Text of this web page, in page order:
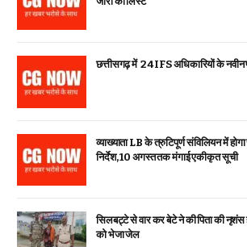
छत्तीसगढ़ में 24 IFS अधिकारियों के नवीन
व्याख्याता LB के त्रुटिपूर्ण संविलियन में
निर्देश, 10 अगस्त तक मंगाई एकीकृत सूची
सिलबट्टे से वार कर बेटे ने की पिता की
को भेजा जेल